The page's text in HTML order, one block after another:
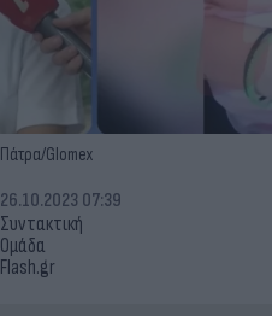
Πάτρα/Glomex
Συντακτική
Ομάδα
Flash.gr
26.10.2023 07:39